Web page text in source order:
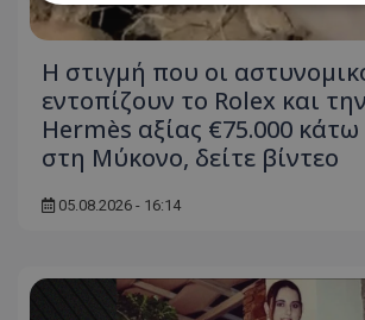
H στιγμή που οι
εντοπίζουν το Rolex και
Hermès αξίας €75.000
στη Μύκονο, δείτε βίντεο
05.08.2026 - 16:14
Στόχευσης
Μη ταξινομημένα
Τα απολύτως απαραίτητα cookies
σύνδεση χρήστη και τη διαχείριση
Ονοματεπώνυμο
usprivacy